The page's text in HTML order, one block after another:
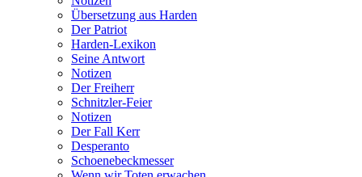
Übersetzung aus Harden
Der Patriot
Harden-Lexikon
Seine Antwort
Notizen
Der Freiherr
Schnitzler-Feier
Notizen
Der Fall Kerr
Desperanto
Schoenebeckmesser